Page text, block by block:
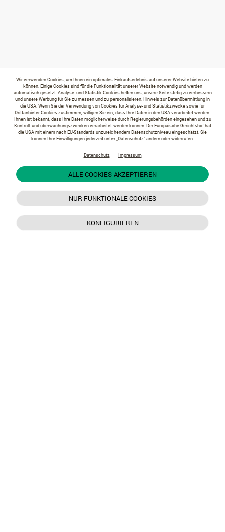
Wir verwenden Cookies, um Ihnen ein optimales Einkaufserlebnis auf unserer Website bieten zu
können. Einige Cookies sind für die Funktionalität unserer Website notwendig und werden
automatisch gesetzt. Analyse- und Statistik-Cookies helfen uns, unsere Seite stetig zu verbessern
und unsere Werbung für Sie zu messen und zu personalisieren. Hinweis zur Datenübermittlung in
die USA: Wenn Sie der Verwendung von Cookies für Analyse- und Statistikzwecke sowie für
Drittanbieter-Cookies zustimmen, willigen Sie ein, dass Ihre Daten in den USA verarbeitet werden.
Ihnen ist bekannt, dass Ihre Daten möglicherweise durch Regierungsbehörden eingesehen und zu
Kontroll- und überwachungszwecken verarbeitet werden können. Der Europäische Gerichtshof hat
die USA mit einem nach EU-Standards unzureichendem Datenschutzniveau eingeschätzt. Sie
können Ihre Einwilligungen jederzeit unter „Datenschutz“ ändern oder widerrufen.
Datenschutz Impressum
ALLE COOKIES AKZEPTIEREN
NUR FUNKTIONALE COOKIES
KONFIGURIEREN